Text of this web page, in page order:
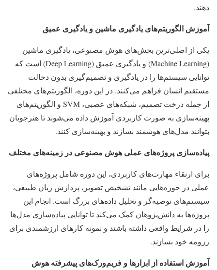
دهند.
آموزش الگوریتم‌های یادگیری ماشین و یادگیری عمیق
یکی از اصلی‌ترین بخش‌های هوش مصنوعی، یادگیری ماشین
(Machine Learning) و یادگیری عمیق (Deep Learning) است که
توانایی سیستم‌ها را در یادگیری و تصمیم‌گیری بدون دخالت
مستقیم انسان فراهم می‌کنند. در این دوره، الگوریتم‌های مختلفی
از جمله درخت تصمیم، شبکه‌های عصبی، SVM و الگوریتم‌های
بهینه‌سازی به صورت کاربردی آموزش داده می‌شوند تا هنرجویان
بتوانند مدل‌های هوشمند بسازند و بهینه‌سازی کنند.
پیاده‌سازی پروژه‌های عملی هوش مصنوعی در زمینه‌های مختلف
برای ارتقاء مهارت‌های کاربردی، این دوره شامل پروژه‌های
عملی در حوزه‌هایی مانند تشخیص تصویر، پردازش زبان طبیعی،
سیستم‌های توصیه‌گر و تحلیل داده‌های بزرگ است. انجام این
پروژه‌ها به دانش‌پژوهان کمک می‌کند تا توانایی پیاده‌سازی مدل‌ها
را در شرایط واقعی داشته باشند و نمونه کارهای ارزشمندی برای
رزومه خود بسازند.
آموزش استفاده از ابزارها و فریم‌ورک‌های پیشرفته هوش